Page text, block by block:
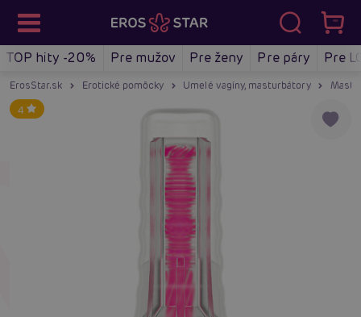
TOP hity -20% Pre mužov Pre ženy Pre páry Pre
ErosStar.sk Erotické pomôcky Umelé vagíny, masturbátory
4